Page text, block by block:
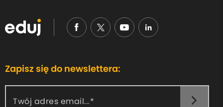
Zapisz się do newslettera:
Twój adres email...